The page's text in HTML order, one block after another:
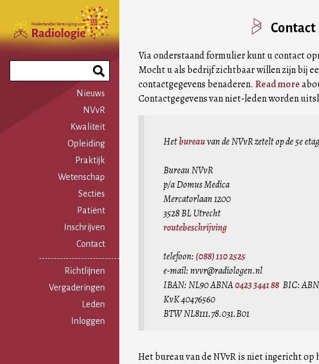
naar
de
inhoud
gaan
Phrase
Nieuws
NVvR
Kwaliteit
Opleiding
Praktijk
Wetenschap
Secties
Patiënt
Inschrijven
Contact
Gebruikersmenu
Richtlijnen
Vergaderingen
Leden
Inloggen
Contact
Via onderstaand formulier kunt u contact
Mocht u als bedrijf zichtbaar willen zijn bij
contactgegevens benaderen. Read more
Contactgegevens van niet-leden worden
Hetbureauvan de NVvR zetelt op de 5e
Bureau NVvR
p/a Domus Medica
Mercatorlaan 1200
3528 BL Utrecht
routebeschrijving
telefoon: (088) 110 2525
e-mail: nvvr@radiologen.nl
IBAN: NL90 ABNA0423 3441 88 BIC:
KvK 40476560
BTW NL8111.78.031.B01
Het bureau van de NVvR is niet ingericht